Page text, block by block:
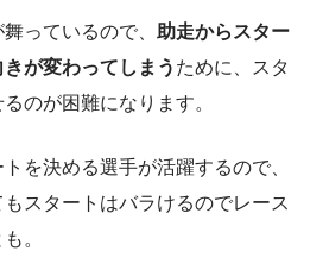
っているので、 助走からスター
が変わってしまう ために、スタ
のが困難になります。
を決める選手が活躍するので、
スタートはバラけるのでレース
。